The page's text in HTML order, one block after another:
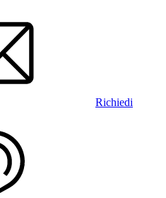
Richiedi